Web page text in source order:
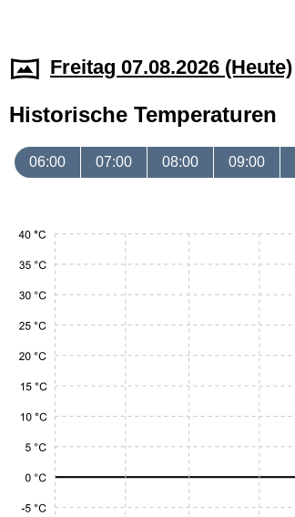
Freitag 07.08.2026 (Heute)
Historische Temperaturen
06:00 07:00 08:00 09:00